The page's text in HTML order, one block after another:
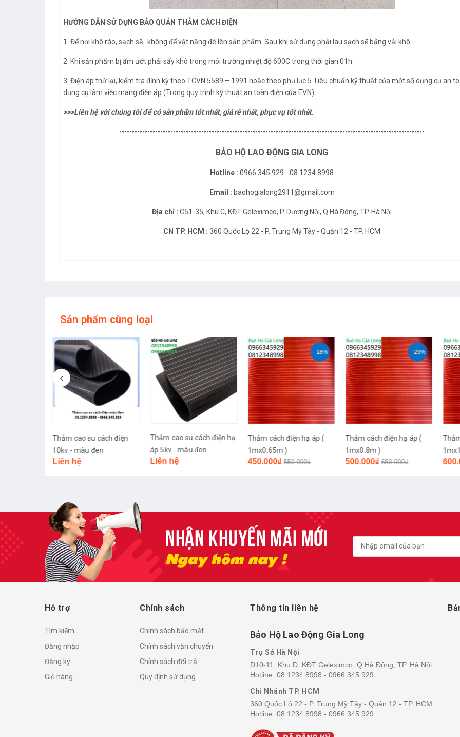
HƯỚNG DẪN SỬ DỤNG BẢO QUẢN THẢM CÁCH ĐIỆN
1. Để nơi khô ráo, sạch sẽ…không để vật nặng đè lên sản phẩm. Sau khi sử dụng phải lau sạch sẽ bằng vải khô.
2. Khi sản phẩm bị ẩm ướt phải sấy khô trong môi trường nhiệt độ 600C trong thời gian 01h.
3. Điện áp thử lại, kiểm tra định kỳ theo TCVN 5589 – 1991 hoặc theo phụ lục 5 Tiêu chuẩn kỹ thuật của một số dụng cụ an
dụng cụ làm việc mang điện áp (Trong quy trình kỹ thuật an toàn điện của EVN).
>>>Liên hệ với chúng tôi để có sản phẩm tốt nhất, giá rẻ nhất, phục vụ tốt nhất.
-----------------------------------------------------------------------------------------------------------------------
BẢO HỘ LAO ĐỘNG GIA LONG
Hotline : 0966.345.929 - 08.1234.8998
Email : baohogialong2911@gmail.com
Địa chỉ : C51-35, Khu C, KĐT Geleximco, P. Dương Nội, Q.Hà Đông, TP. Hà Nội
CN TP. HCM : 360 Quốc Lộ 22 - P. Trung Mỹ Tây - Quận 12 - TP. HCM
Sản phẩm cùng loại
Thảm cao su cách điện hạ
áp 5kv - màu đen
Liên hệ
- 18%
Thảm cách điện hạ áp (
1mx0,65m )
450.000₫
- 23%
Thảm cách điện hạ áp (
1mx0.8m )
500.000₫ 650.000₫
- 14%
Thảm cách điện hạ áp (
1mx1m )
600.000₫ 700.000₫
Hỗ trợ
Tìm kiếm
Đăng nhập
Đăng ký
Giỏ hàng
Chính sách
Chính sách bảo mật
Chính sách vận chuyển
Chính sách đổi trả
Quy định sử dụng
Thông tin liên hệ
Bảo Hộ Lao Động Gia Long
Trụ Sở Hà Nội
D10-11, Khu D, KĐT Geleximco, Q.Hà Đông, TP. Hà Nội
Hotline: 08.1234.8998 - 0966.345.929
Chi Nhánh TP. HCM
360 Quốc Lộ 22 - P. Trung Mỹ Tây - Quận 12 - TP. HCM
Hotline: 08.1234.8998 - 0966.345.929